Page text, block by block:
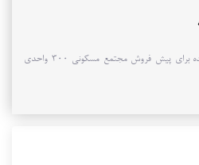
عقد قرارداد کارگزاری رسمی سایت یابنده برای پیش فروش مجتمع مسکونی 300 واحدی